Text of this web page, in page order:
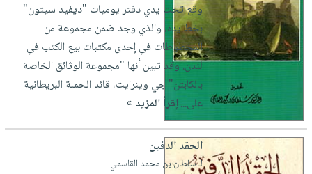
وقع تحت يدي دفتر يوميات "ديفيد سيتون"
بخط يده، والذي وجد ضمن مجموعة من
المخطوطات في إحدى مكتبات بيع الكتب في
لندن. وقد تبين أنها "مجموعة الوثائق الخاصة
بالكابتن" جي وينرايت، قائد الحملة البريطانية
على...إقرأ المزيد »
الحقد الدفين
لـ سلطان بن محمد القاسمي